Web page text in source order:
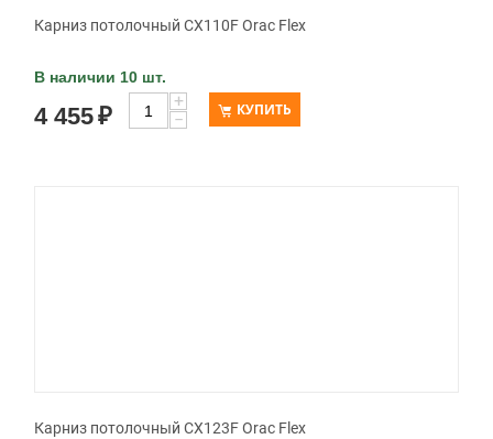
Карниз потолочный CX110F Orac Flex
В наличии 10 шт.
4 455₽
+
−
КУПИТЬ
Карниз потолочный CX123F Orac Flex